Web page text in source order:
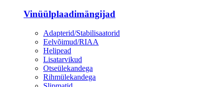
Vinüülplaadimängijad
Adapterid/Stabilisaatorid
Eelvõimud/RIAA
Helipead
Lisatarvikud
Otseülekandega
Rihmülekandega